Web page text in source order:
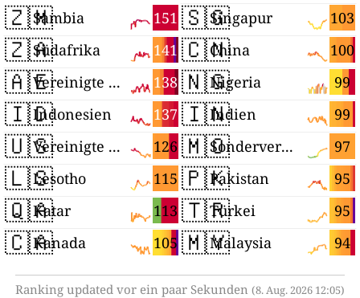
🇿🇲 151
Sambia
🇿🇦 141
Südafrika
🇦🇪 138
Vereinigte Arabische Emirate
🇮🇩 137
Indonesien
🇺🇸 126
Vereinigte Staaten
🇱🇸 115
Lesotho
🇶🇦 113
Katar
🇨🇦 105
Kanada
🇸🇬 103
Singapur
🇨🇳 100
China
🇳🇬 99
Nigeria
🇮🇳 99
Indien
🇲🇴 97
Sonderverwaltungsregion Macau
🇵🇰 95
Pakistan
🇹🇷 95
Türkei
🇲🇾 94
Malaysia
Ranking updated vor ein paar Sekunden (8. Aug. 2026 12:05)